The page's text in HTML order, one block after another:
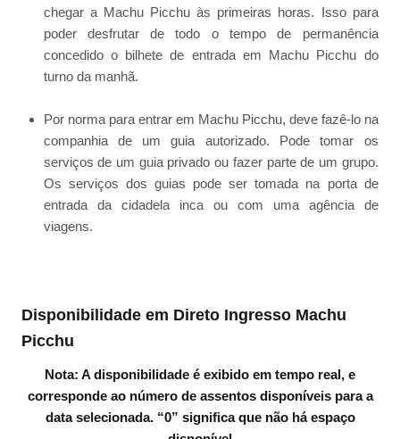
chegar a Machu Picchu às primeiras horas. Isso para
poder desfrutar de todo o tempo de permanência
concedido o bilhete de entrada em Machu Picchu do
turno da manhã.
Por norma para entrar em Machu Picchu, deve fazê-lo na
companhia de um guia autorizado. Pode tomar os
serviços de um guia privado ou fazer parte de um grupo.
Os serviços dos guias pode ser tomada na porta de
entrada da cidadela inca ou com uma agência de
viagens.
Disponibilidade em Direto Ingresso Machu
Picchu
Nota: A disponibilidade é exibido em tempo real, e
corresponde ao número de assentos disponíveis para a
data selecionada. “0” significa que não há espaço